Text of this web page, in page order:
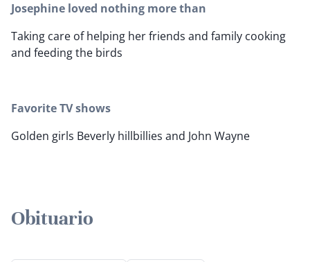
Josephine loved nothing more than
Taking care of helping her friends and family cooking
and feeding the birds
Favorite TV shows
Golden girls Beverly hillbillies and John Wayne
Obituario